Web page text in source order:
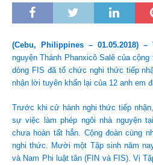
(Cebu, Philippines – 01.05.2018) –
nguyện Thánh Phanxicô Salê của
dòng FIS đã tổ chức nghi thức tiếp
nhận lời tuyên khấn lại của 12 anh em
Trước khi cử hành nghi thức tiếp
sự việc làm phép ngôi nhà nguyện
chưa hoàn tất hẳn. Cộng đoàn cùng
nghi thức. Mười một Tập sinh năm
và Nam Phi luật tân (FIN và FIS). Vị